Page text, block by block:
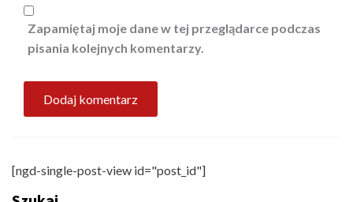
Zapamiętaj moje dane w tej przeglądarce podczas
pisania kolejnych komentarzy.
[ngd-single-post-view id="post_id"]